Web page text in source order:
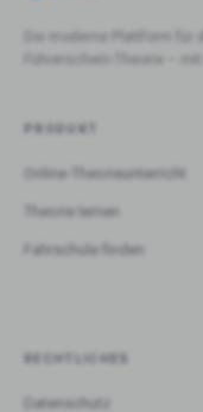
PRODUKT
Online-Theorieunterricht
Theorie lernen
Fahrschule finden
RECHTLICHES
Datenschutz